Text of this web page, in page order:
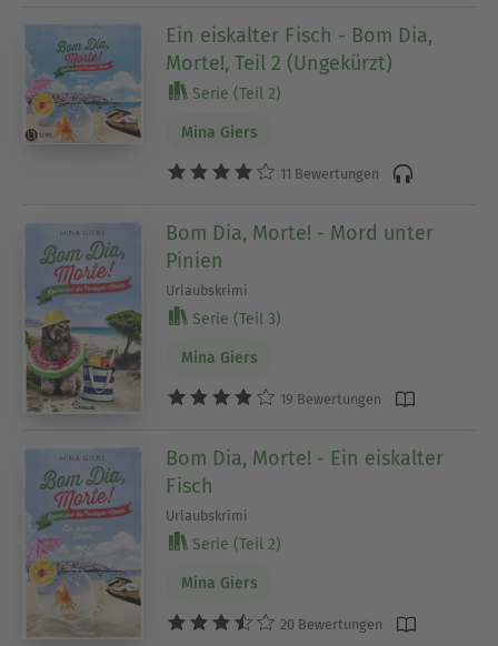
Ein eiskalter Fisch - Bom Dia,
Morte!, Teil 2 (Ungekürzt)
Serie (Teil 2)
Mina Giers
11 Bewertungen
Bom Dia, Morte! - Mord unter
Pinien
Urlaubskrimi
Serie (Teil 3)
Mina Giers
19 Bewertungen
Bom Dia, Morte! - Ein eiskalter
Fisch
Urlaubskrimi
Serie (Teil 2)
Mina Giers
20 Bewertungen